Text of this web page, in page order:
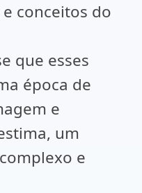
conceitos do
que esses
época de
e
um
e